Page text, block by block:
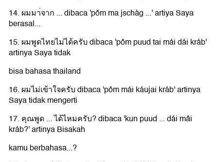
14. ผมมา่จาก ... dibaca 'pǒm ma jschàg ...' artiya Saya
berasal...
15. ผมพูดไทยไม่ได้ครับ dibaca 'pǒm puud tai mái dái kráb'
artinya Saya tidak
bisa bahasa thailand
16. ผมไม่เข้าใจครับ dibaca 'pǒm mái káujai kráb' artinya
Saya tidak mengerti
17. คุณพูด ... ได้ไหมครับ? dibaca 'kun puud ... dái mâi
kráb?' artinya Bisakah
kamu berbahasa...?